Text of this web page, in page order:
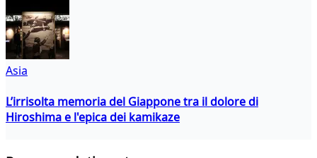
Asia
L’irrisolta memoria del Giappone tra il dolore di
Hiroshima e l'epica dei kamikaze